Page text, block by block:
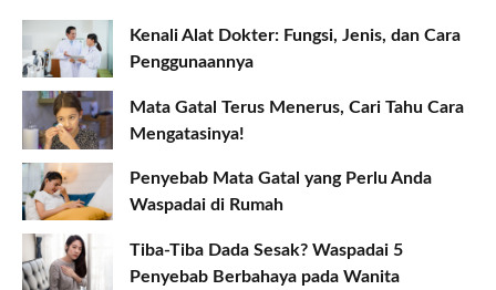
Kenali Alat Dokter: Fungsi, Jenis, dan Cara
Penggunaannya
Mata Gatal Terus Menerus, Cari Tahu Cara
Mengatasinya!
Penyebab Mata Gatal yang Perlu Anda
Waspadai di Rumah
Tiba-Tiba Dada Sesak? Waspadai 5
Penyebab Berbahaya pada Wanita